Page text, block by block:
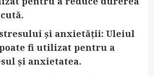
și anxietății: Uleiul
fi utilizat pentru a
și anxietatea.